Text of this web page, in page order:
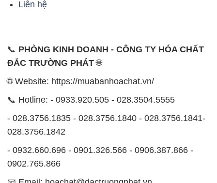
Quận Bình Tân, TP. Hồ Chí Minh
CÔNG TY XNK TM SX HÓA CHẤT ĐẮC TRƯỜNG
PHÁT
Công ty XNK TM SX Hóa Chất Đắc Trường Phát,
hoạt động dưới tên miềnMUABANHOACHAT.VN
hóa chất công nghiệp để đáp ứng nhu cầu sử dụng
của khách hàng một cách tốt nhất.
Với cam kết mang đến sự hài lòng và đáp ứng nhu
cầu của khách hàng, chúng tôi cung cấp các sản